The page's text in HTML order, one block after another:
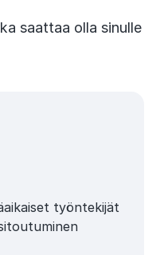
saattaa olla sinulle
työntekijät